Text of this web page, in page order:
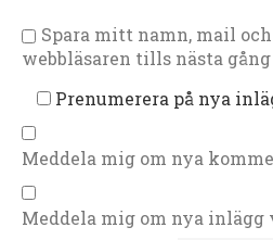
Spara mitt namn, mail
webbläsaren tills nästa
Prenumerera på nya
Meddela mig om nya
Meddela mig om nya inlägg